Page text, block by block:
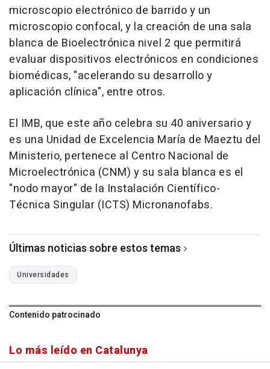
microscopio electrónico de barrido y un
microscopio confocal, y la creación de una sala
blanca de Bioelectrónica nivel 2 que permitirá
evaluar dispositivos electrónicos en condiciones
biomédicas, "acelerando su desarrollo y
aplicación clínica", entre otros.
El IMB, que este año celebra su 40 aniversario y
es una Unidad de Excelencia María de Maeztu del
Ministerio, pertenece al Centro Nacional de
Microelectrónica (CNM) y su sala blanca es el
"nodo mayor" de la Instalación Científico-
Técnica Singular (ICTS) Micronanofabs.
Últimas noticias sobre estos temas
Universidades
Contenido patrocinado
Lo más leído en Catalunya